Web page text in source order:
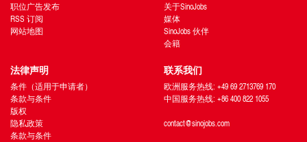
职位广告发布
RSS 订阅
网站地图
关于SinoJobs
媒体
SinoJobs 伙伴
会籍
法律声明
条件（适用于申请者）
条款与条件
版权
隐私政策
条款与条件
联系我们
欧洲服务热线: +49 69 2713769 170
中国服务热线: +86 400 822 1055
contact@sinojobs.com